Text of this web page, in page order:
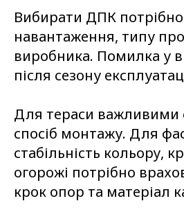
Вибирати ДПК
навантаження, типу
виробника. Помилка у
після сезону
Для тераси важливими
спосіб монтажу. Для
стабільність кольору,
огорожі потрібно
крок опор та матеріал